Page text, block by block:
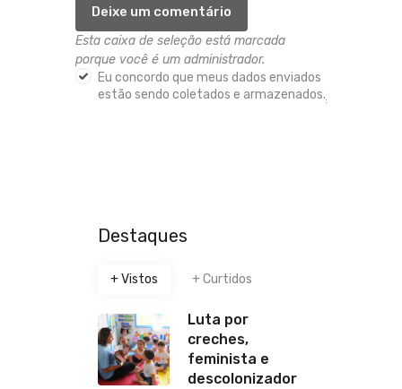
Esta caixa de seleção está marcada
porque você é um administrador.
Eu concordo que meus dados enviados
estão sendo coletados e armazenados.
Destaques
+ Vistos + Curtidos
Luta por
creches,
feminista e
descolonizador